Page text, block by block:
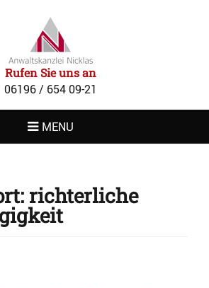
Rufen Sie uns an
06196 / 654 09-21
MENU
richterliche